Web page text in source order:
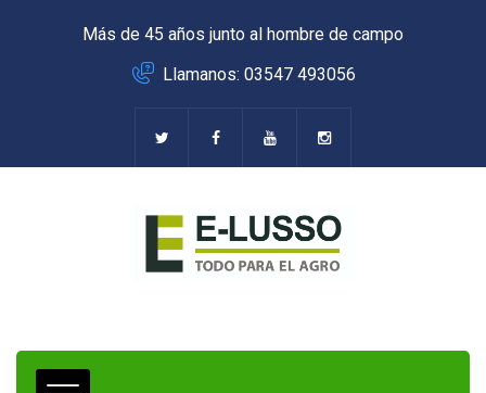
Más de 45 años junto al hombre de campo
Llamanos: 03547 493056